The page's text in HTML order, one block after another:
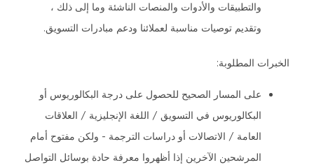
والتطبيقات والأدوات والمنصات الناشئة وما إلى ذلك ،
وتقديم توصيات مناسبة لعملائنا ودعم مبادرات التسويق.
الخبرات المطلوبة:
على المسار الصحيح للحصول على درجة البكالوريوس أو
البكالوريوس في التسويق / اللغة الإنجليزية / العلاقات
العامة / الاتصالات أو دراسات الترجمة - ولكن مفتوح أمام
المرشحين الآخرين إذا أظهروا معرفة حادة بوسائل التواصل